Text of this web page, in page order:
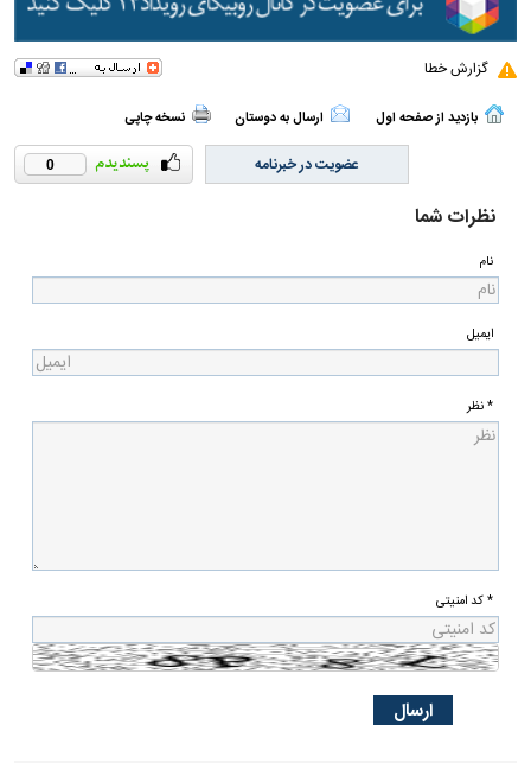
گزارش خطا
بازدید از صفحه اول ارسال به دوستان نسخه چاپی
0 عضویت در خبرنامه
نظرات شما
نام
ایمیل
* نظر
* کد امنیتی